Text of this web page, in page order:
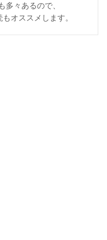
多々あるので、
オススメします。